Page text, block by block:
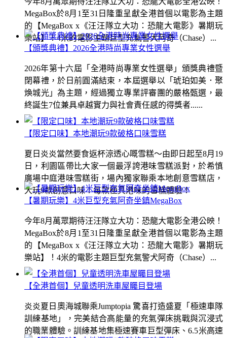
MegaBox於8月1至31日隆重呈獻全港首個以電影為主題
的【MegaBox x《汪汪隊立大功：恐龍大電影》暑期玩
樂站】！4米的電影主題巨型充氣警犬阿奇（Chase）...
【限定口味】本地潮玩9款破格口味雪糕
夏日炎炎當然要食返杯涼透心嘅雪糕～由即日起至8月19
日，利園區帶比大家一個最浮誇港味雪糕派對，於希慎
廣場中庭港味雪糕街，場內獨家聯乘本地創意雪糕店，
大玩9款創意口味！每款極具港味的雪糕體驗！
【全港首個】兒童透明洗車屋矚目登場
炎炎夏日奧海城聯乘Jumptopia 驚喜打造盛夏「極速車隊
訓練基地」，完美結合高能量的充氣彈床挑戰與沉浸式
的職業體驗。訓練基地集極速賽車巨型彈床、6.5米高速
【頒獎典禮】2026全港時尚專業女性選舉
2026年第十六屆「全港時尚專業女性選舉」頒獎典禮暨
閉幕禮，於日前圓滿結束，本屆選舉以「琥珀如美．聚
煥城光」為主題，經過獨立專業評審團的嚴格甄選，最
終誕生7位兼具卓越實力與社會責任感的得獎者......
【暑期玩樂】4米巨型充氣阿奇坐鎮MegaBox
今年8月萬眾期待汪汪隊立大功：恐龍大電影全港公映！
MegaBox於8月1至31日隆重呈獻全港首個以電影為主題
的【MegaBox x《汪汪隊立大功：恐龍大電影》暑期玩
樂站】！4米的電影主題巨型充氣警犬阿奇（Chase）...